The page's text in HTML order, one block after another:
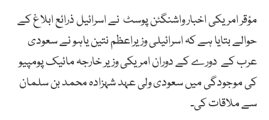
مؤقر امریکی اخبار واشنگٹن پوسٹ نے اسرائیل ذرائع ابلاغ کے
حوالے بتایا ہے کہ اسرائیلی وزیراعظم نتین یاہو نے سعودی
عرب کے دورے کے دوران امریکی وزیر خارجہ مائیک پومپیو
کی موجودگی میں سعودی ولی عہد شہزادہ محمد بن سلمان
سے ملاقات کی۔